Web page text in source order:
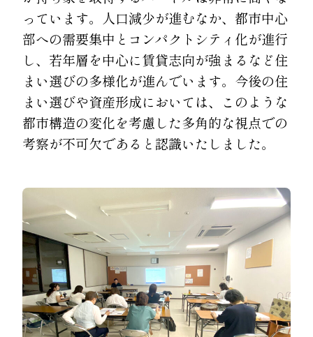
っています。人口減少が進むなか、都市中心
部への需要集中とコンパクトシティ化が進行
し、若年層を中心に賃貸志向が強まるなど住
まい選びの多様化が進んでいます。今後の住
まい選びや資産形成においては、このような
都市構造の変化を考慮した多角的な視点での
考察が不可欠であると認識いたしました。